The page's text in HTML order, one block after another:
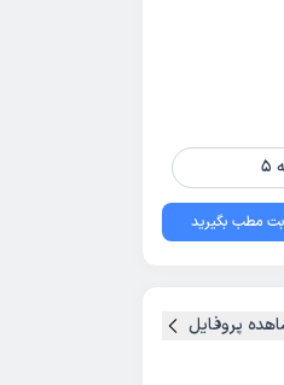
مطب بگیرید
پروفایل